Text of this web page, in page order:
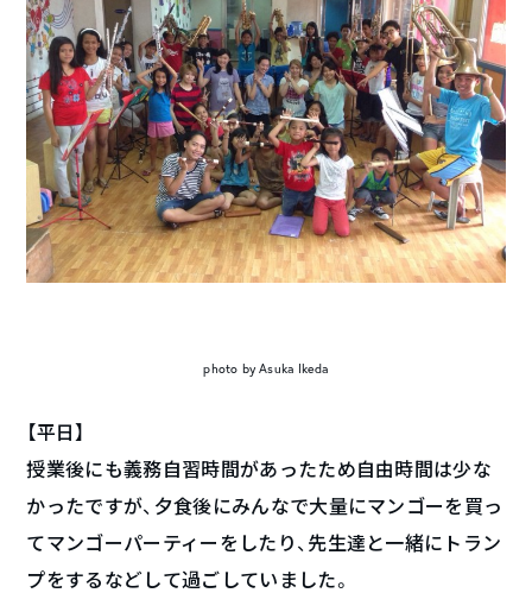
photo by Asuka Ikeda
【平日】
授業後にも義務自習時間があったため自由時間は少な
かったですが、夕食後にみんなで大量にマンゴーを買っ
てマンゴーパーティーをしたり、先生達と一緒にトラン
プをするなどして過ごしていました。